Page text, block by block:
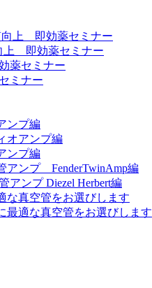
向上 即効薬セミナー
上 即効薬セミナー
薬セミナー
ミナー
ンプ編
オアンプ編
ンプ編
アンプ FenderTwinAmp編
ンプ Diezel Herbert編
真空管をお選びします
適な真空管をお選びします